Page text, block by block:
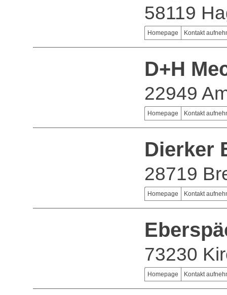
58119
Homepage Kontakt
D+H
22949
Homepage Kontakt
Dierker
28719
Homepage Kontakt
73230
Homepage Kontakt